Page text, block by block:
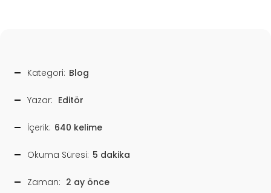
Kategori: Blog
Yazar: Editör
İçerik: 640 kelime
Okuma Süresi: 5 dakika
Zaman: 2 ay önce